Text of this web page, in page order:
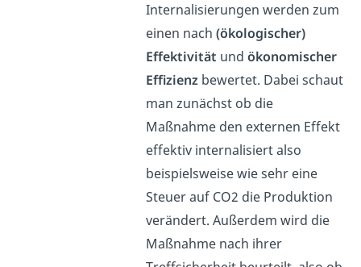
Internalisierungen werden zum
einen nach (ökologischer)
Effektivität undökonomischer
Effizienz bewertet. Dabei schaut
man zunächst ob die
Maßnahme den externen Effekt
effektiv internalisiert also
beispielsweise wie sehr eine
Steuer auf CO2 die Produktion
verändert. Außerdem wird die
Maßnahme nach ihrer